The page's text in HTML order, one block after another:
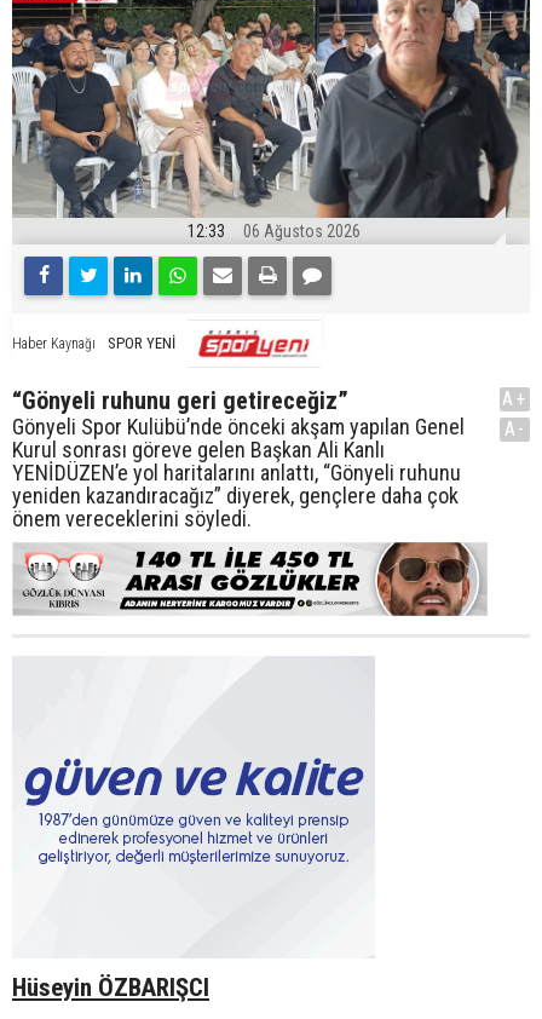
12:33 06 Ağustos 2026
Haber Kaynağı SPOR YENİ
“Gönyeli ruhunu geri getireceğiz”
Gönyeli Spor Kulübü’nde önceki akşam yapılan Genel
Kurul sonrası göreve gelen Başkan Ali Kanlı
YENİDÜZEN’e yol haritalarını anlattı, “Gönyeli ruhunu
yeniden kazandıracağız” diyerek, gençlere daha çok
önem vereceklerini söyledi.
A+
A-
Hüseyin ÖZBARIŞCI